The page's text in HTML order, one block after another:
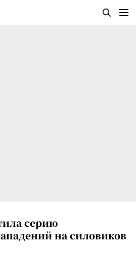
серию
на силовиков